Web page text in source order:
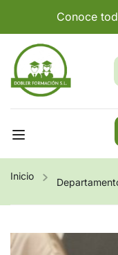
Conoce
Inicio